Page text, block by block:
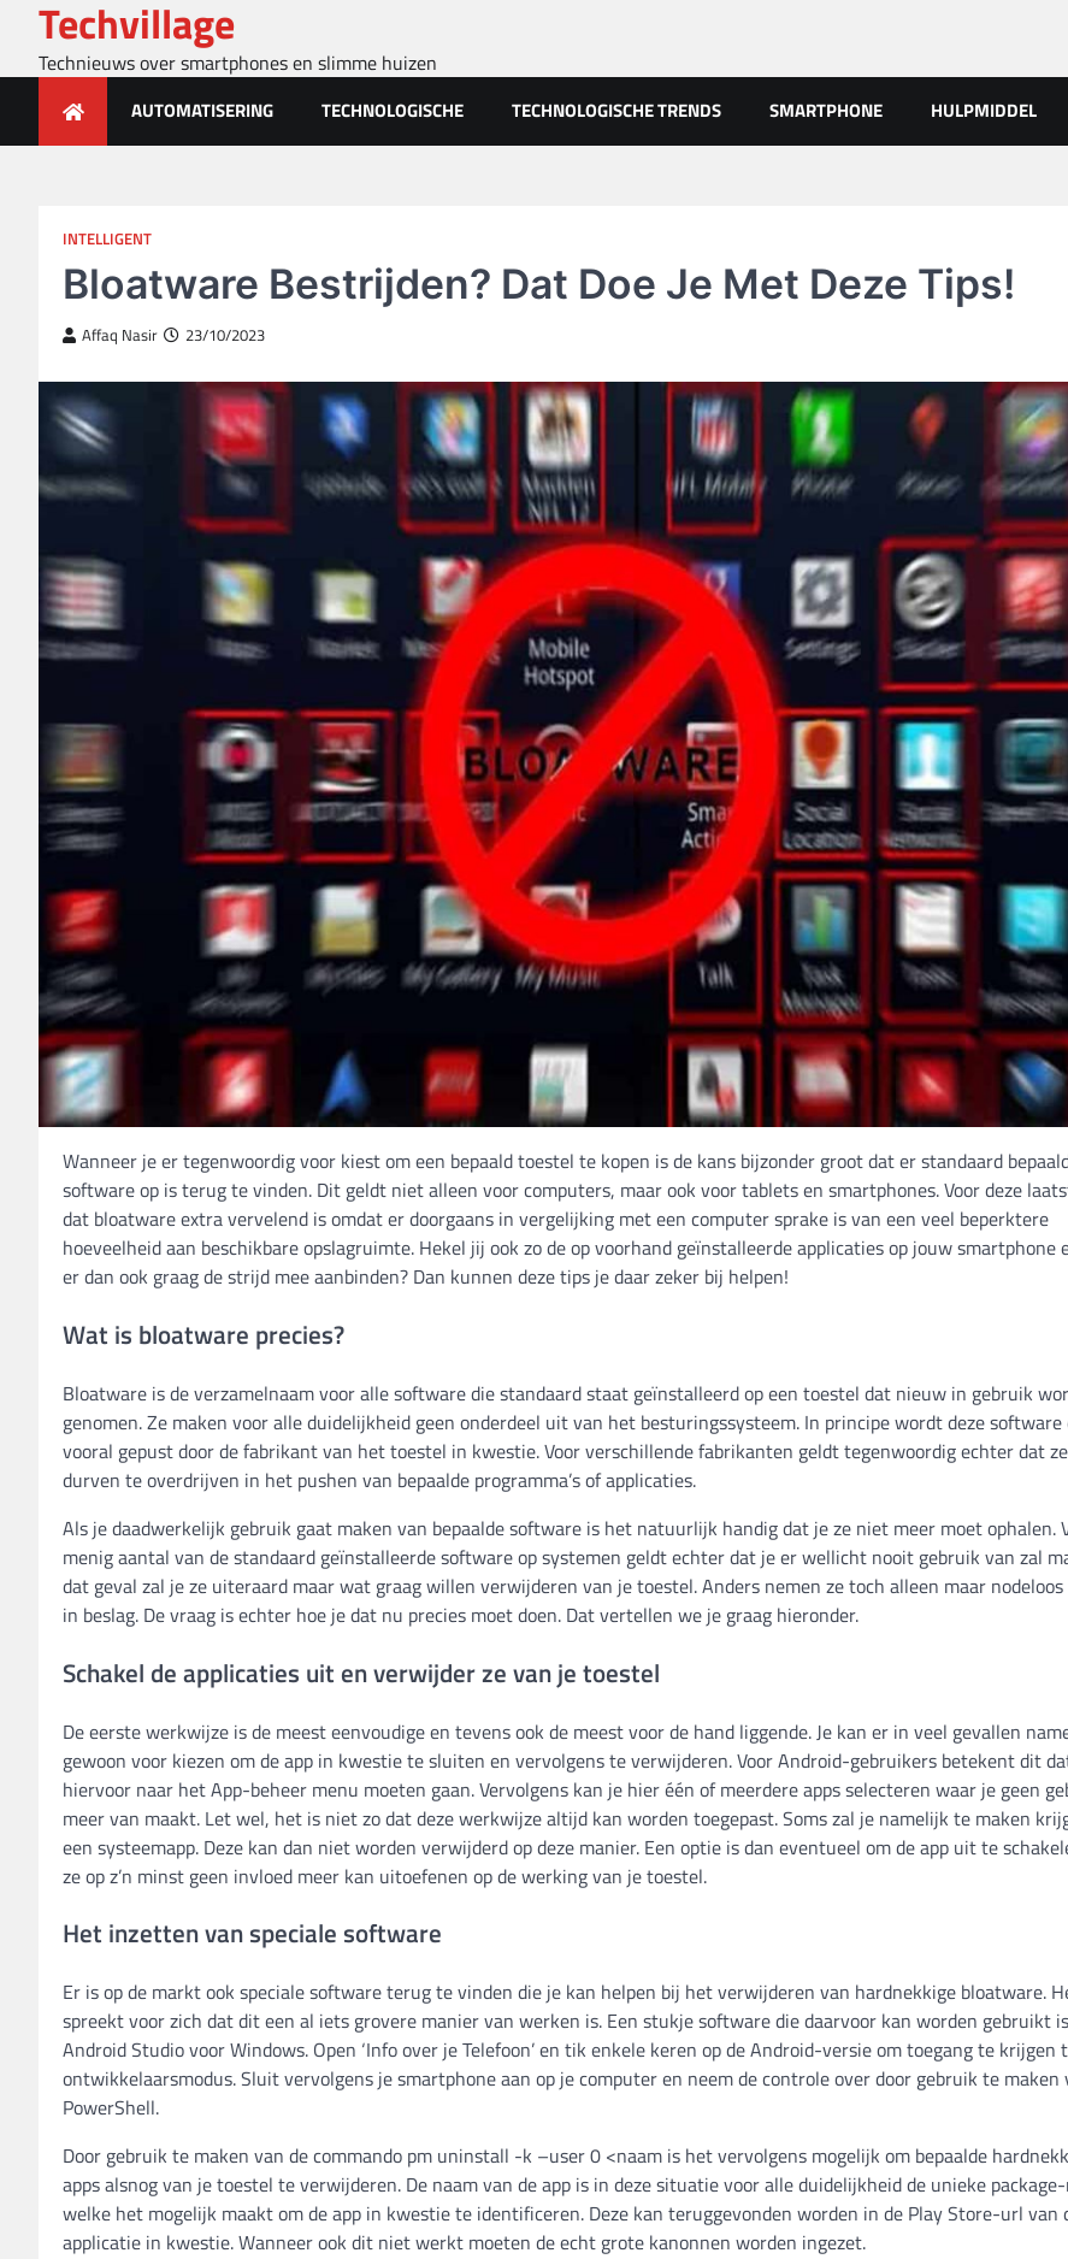
content
Techvillage
Technieuws over smartphones en slimme huizen
AUTOMATISERING TECHNOLOGISCHE TECHNOLOGISCHE TRENDS SMARTPHONE HULPMIDDEL
INTELLIGENT
Bloatware Bestrijden? Dat Doe Je Met Deze Tips!
Affaq Nasir 23/10/2023
Wanneer je er tegenwoordig voor kiest om een bepaald toestel te kopen is de kans bijzonder groot dat er standaard
software op is terug te vinden. Dit geldt niet alleen voor computers, maar ook voor tablets en smartphones. Voor deze
dat bloatware extra vervelend is omdat er doorgaans in vergelijking met een computer sprake is van een veel beperktere
hoeveelheid aan beschikbare opslagruimte. Hekel jij ook zo de op voorhand geïnstalleerde applicaties op jouw smartphone
er dan ook graag de strijd mee aanbinden? Dan kunnen deze tips je daar zeker bij helpen!
Wat is bloatware precies?
Bloatware is de verzamelnaam voor alle software die standaard staat geïnstalleerd op een toestel dat nieuw in gebruik
genomen. Ze maken voor alle duidelijkheid geen onderdeel uit van het besturingssysteem. In principe wordt deze software
vooral gepust door de fabrikant van het toestel in kwestie. Voor verschillende fabrikanten geldt tegenwoordig echter dat
durven te overdrijven in het pushen van bepaalde programma’s of applicaties.
Als je daadwerkelijk gebruik gaat maken van bepaalde software is het natuurlijk handig dat je ze niet meer moet ophalen.
menig aantal van de standaard geïnstalleerde software op systemen geldt echter dat je er wellicht nooit gebruik van zal
dat geval zal je ze uiteraard maar wat graag willen verwijderen van je toestel. Anders nemen ze toch alleen maar
in beslag. De vraag is echter hoe je dat nu precies moet doen. Dat vertellen we je graag hieronder.
Schakel de applicaties uit en verwijder ze van je toestel
De eerste werkwijze is de meest eenvoudige en tevens ook de meest voor de hand liggende. Je kan er in veel gevallen
gewoon voor kiezen om de app in kwestie te sluiten en vervolgens te verwijderen. Voor Android-gebruikers betekent dit
hiervoor naar het App-beheer menu moeten gaan. Vervolgens kan je hier één of meerdere apps selecteren waar je geen
meer van maakt. Let wel, het is niet zo dat deze werkwijze altijd kan worden toegepast. Soms zal je namelijk te maken
een systeemapp. Deze kan dan niet worden verwijderd op deze manier. Een optie is dan eventueel om de app uit te
ze op z’n minst geen invloed meer kan uitoefenen op de werking van je toestel.
Het inzetten van speciale software
Er is op de markt ook speciale software terug te vinden die je kan helpen bij het verwijderen van hardnekkige bloatware.
spreekt voor zich dat dit een al iets grovere manier van werken is. Een stukje software die daarvoor kan worden gebruikt is
Android Studio voor Windows. Open ‘Info over je Telefoon’ en tik enkele keren op de Android-versie om toegang te krijgen
ontwikkelaarsmodus. Sluit vervolgens je smartphone aan op je computer en neem de controle over door gebruik te maken
PowerShell.
Door gebruik te maken van de commando pm uninstall -k –user 0 <naam is het vervolgens mogelijk om bepaalde
apps alsnog van je toestel te verwijderen. De naam van de app is in deze situatie voor alle duidelijkheid de unieke
welke het mogelijk maakt om de app in kwestie te identificeren. Deze kan teruggevonden worden in de Play Store-url van
applicatie in kwestie. Wanneer ook dit niet werkt moeten de echt grote kanonnen worden ingezet.